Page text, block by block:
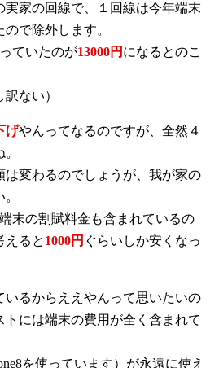
家の回線で、１回線は今年端末
で除外します。
ていたのが13000円 になるとのこ
ない）
げやんってなるのですが、全然４
は変わるのでしょうが、我が家の
末の割賦料金も含まれているの
えると 1000円 ぐらいしか安くなっ
いるからええやんって思いたいの
には端末の費用が全く含まれて
を使っています）が永遠に使え